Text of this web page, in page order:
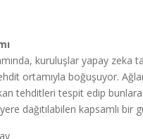
kuruluşlar yapay zeka
ortamıyla boğuşuyor.
tehditleri tespit edip
dağıtılabilen kapsamlı bir